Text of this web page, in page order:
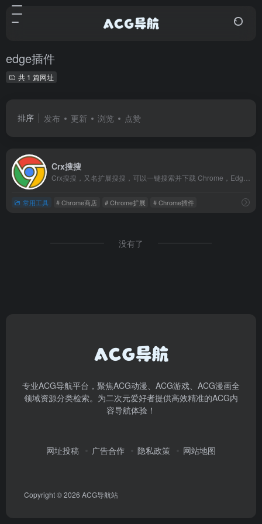
edge插件
共 1 篇网址
排序 发布 更新 浏览 点赞
Crx搜搜
常用工具 # Chrome商店 # Chrome扩展 # Chrome插件
没有了
专业ACG导航平台，聚焦ACG动漫、ACG游戏、ACG漫画全
领域资源分类检索。为二次元爱好者提供高效精准的ACG内
容导航体验！
网址投稿 广告合作 隐私政策 网站地图
Copyright © 2026 ACG导航站